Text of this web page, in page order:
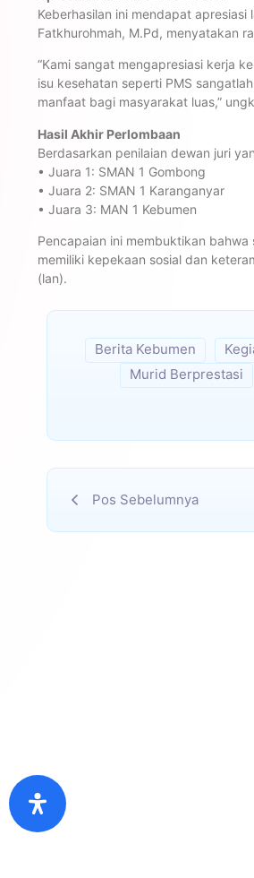
Keberhasilan ini mendapat
Fatkhurohmah, M.Pd, menyatakan
“Kami sangat mengapresiasi kerja
isu kesehatan seperti PMS
manfaat bagi masyarakat luas,”
Hasil Akhir Perlombaan
Berdasarkan penilaian dewan juri
• Juara 1: SMAN 1 Gombong
• Juara 2: SMAN 1 Karanganyar
• Juara 3: MAN 1 Kebumen
Pencapaian ini membuktikan
memiliki kepekaan sosial dan
(lan).
Berita Kebumen
Murid Berprestasi
Pos Sebelumnya